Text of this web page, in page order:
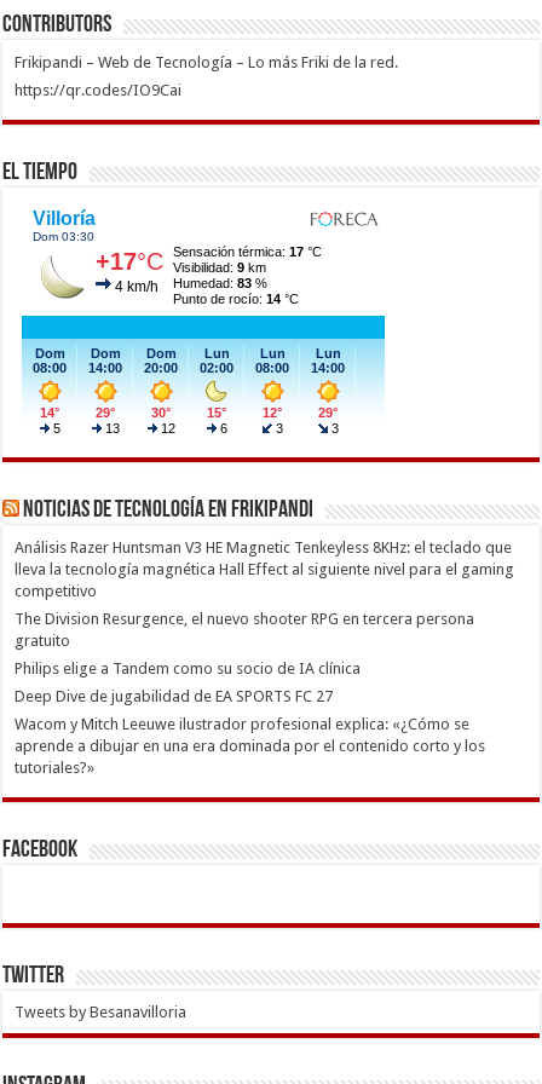
Contributors
Frikipandi – Web de Tecnología – Lo más Friki de la red.
https://qr.codes/IO9Cai
El Tiempo
Noticias de Tecnología en Frikipandi
Análisis Razer Huntsman V3 HE Magnetic Tenkeyless 8KHz: el teclado que
lleva la tecnología magnética Hall Effect al siguiente nivel para el gaming
competitivo
The Division Resurgence, el nuevo shooter RPG en tercera persona
gratuito
Philips elige a Tandem como su socio de IA clínica
Deep Dive de jugabilidad de EA SPORTS FC 27
Wacom y Mitch Leeuwe ilustrador profesional explica: «¿Cómo se
aprende a dibujar en una era dominada por el contenido corto y los
tutoriales?»
Facebook
Twitter
Tweets by Besanavilloria